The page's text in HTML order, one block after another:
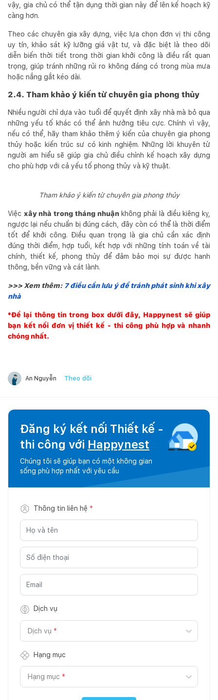
vậy, gia chủ có thể tận dụng thời gian này để lên kế hoạch kỹ
càng hơn.
Theo các chuyên gia xây dựng, việc lựa chọn đơn vị thi công
uy tín, khảo sát kỹ lưỡng giá vật tư, và đặc biệt là theo dõi
diễn biến thời tiết trong thời gian khởi công là điều rất quan
trọng, giúp tránh những rủi ro không đáng có trong mùa mưa
hoặc nắng gắt kéo dài.
2.4. Tham khảo ý kiến từ chuyên gia phong thủy
Nhiều người chỉ dựa vào tuổi để quyết định xây nhà mà bỏ qua
những yếu tố khác có thể ảnh hưởng tiêu cực. Chính vì vậy,
nếu có thể, hãy tham khảo thêm ý kiến của chuyên gia phong
thủy hoặc kiến trúc sư có kinh nghiệm. Những lời khuyên từ
người am hiểu sẽ giúp gia chủ điều chỉnh kế hoạch xây dựng
cho phù hợp với cả yếu tố phong thủy và kỹ thuật.
Tham khảo ý kiến từ chuyên gia phong thủy
Việc xây nhà trong tháng nhuậnkhông phải là điều kiêng kỵ,
ngược lại nếu chuẩn bị đúng cách, đây còn có thể là thời điểm
tốt để khởi công. Điều quan trọng là gia chủ cần xác định
đúng thời điểm, hợp tuổi, kết hợp với những tính toán về tài
chính, thiết kế, phong thủy để đảm bảo mọi sự được hanh
thông, bền vững và cát lành.
>>> Xem thêm: 7 điều cần lưu ý để tránh phát sinh khi xây
nhà
*Để lại thông tin trong box dưới đây, Happynest sẽ giúp
bạn kết nối đơn vị thiết kế - thi công phù hợp và nhanh
chóng nhất.
An Nguyễn Theo dõi
Đăng ký kết nối Thiết kế -
thi công với Happynest
Chúng tôi sẽ giúp bạn có một không gian
sống phù hợp nhất với yêu cầu
Thông tin liên hệ *
Dịch vụ
Dịch vụ *
Hạng mục
Hạng mục *